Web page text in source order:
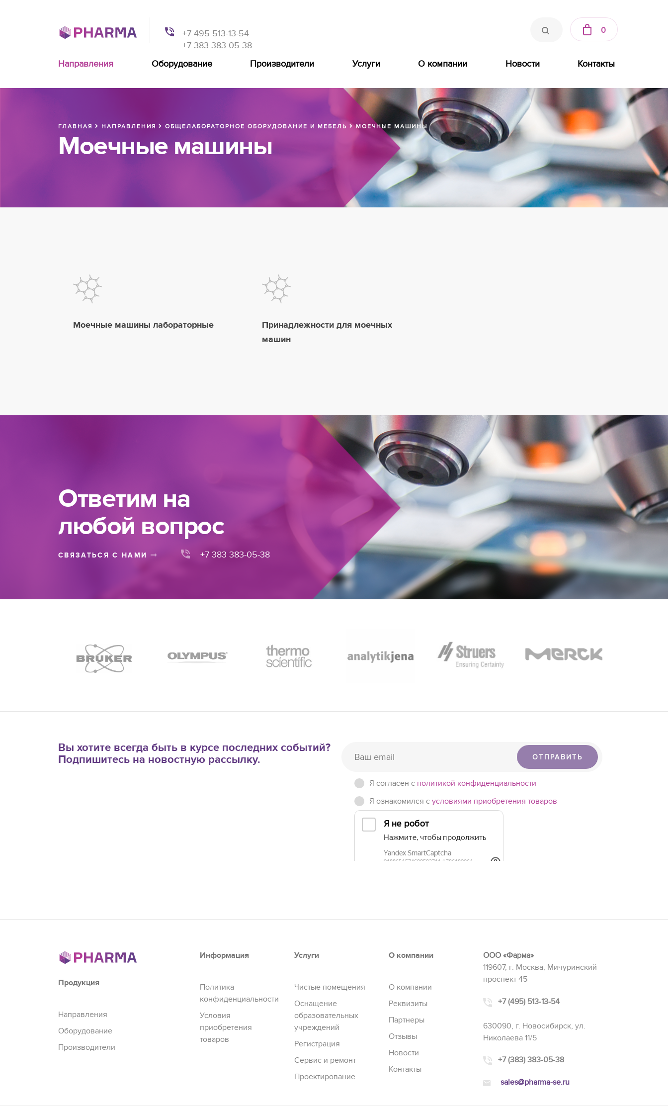
+7 495 513-13-54
+7 383 383-05-38
0
Направления Оборудование Производители Услуги О компании Новости Контакты
ГЛАВНАЯ НАПРАВЛЕНИЯ ОБЩЕЛАБОРАТОРНОЕ ОБОРУДОВАНИЕ И МЕБЕЛЬ МОЕЧНЫЕ МАШИНЫ
Моечные машины
Моечные машины лабораторные
Принадлежности для моечных
машин
Ответим на
любой вопрос
СВЯЗАТЬСЯ С НАМИ +7 383 383-05-38
Вы хотите всегда быть в курсе последних событий?
Подпишитесь на новостную рассылку.
ОТПРАВИТЬ
Я согласен c политикой конфиденциальности
Я ознакомился с условиями приобретения товаров
Продукция
Направления
Оборудование
Производители
Информация
Политика
конфиденциальности
Условия
приобретения
товаров
Услуги
Чистые помещения
Оснащение
образовательных
учреждений
Регистрация
Сервис и ремонт
Проектирование
О компании
О компании
Реквизиты
Партнеры
Отзывы
Новости
Контакты
ООО «Фарма»
119607, г. Москва, Мичуринский
проспект 45
+7 (495) 513-13-54
630090, г. Новосибирск, ул.
Николаева 11/5
+7 (383) 383-05-38
sales@pharma-se.ru